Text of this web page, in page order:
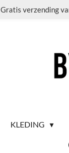
Gratis verzending
KLEDING